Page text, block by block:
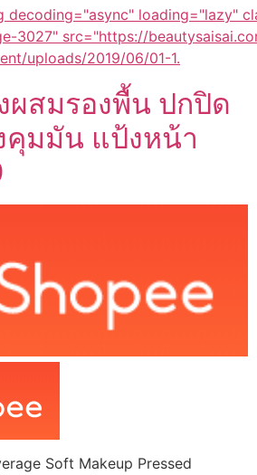
decoding="async" loading="lazy"
3027" src="https://
uploads/2019/06/01-1.
ผสมรองพื้น ปกปิด
คุมมัน แป้งหน้า
Soft Makeup Pressed